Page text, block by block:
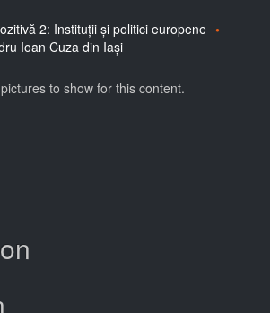
2: Instituții și politici europene
Ioan Cuza din Iași
to show for this content.